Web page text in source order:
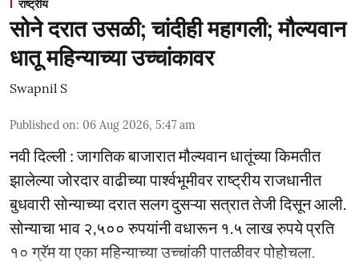
राष्ट्रीय
सोने दरात उसळी; चांदीही महागली; मौल्यवान
धातू महिन्याच्या उच्चांकावर
Swapnil S
Published on: 06 Aug 2026, 5:47 am
नवी दिल्ली : जागतिक बाजारात मौल्यवान धातूंच्या किमतीत
झालेल्या जोरदार वाढीच्या पार्श्वभूमीवर राष्ट्रीय राजधानीत
बुधवारी सोन्याच्या दरात सलग दुसऱ्या सत्रात तेजी दिसून आली.
सोन्याचा भाव २,५०० रुपयांनी वधारून १.५ लाख रुपये प्रति
१० ग्रॅम या एका महिन्याच्या उच्चांकी पातळीवर पोहोचला.